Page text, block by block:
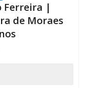
Ferreira |
de Moraes